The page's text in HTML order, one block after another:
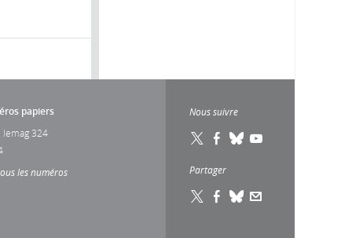
papiers
lemag 324
les numéros
Nous suivre
Partager